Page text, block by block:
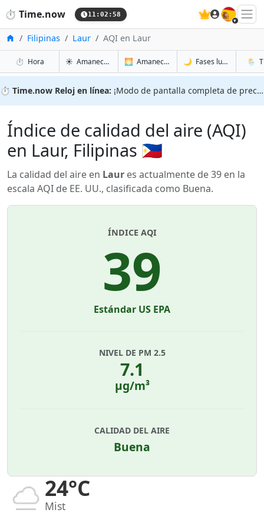
⏱️ Time.now 11:02:59 🇪🇸
InicioFilipinas Laur AQI en Laur
⏱️ Horaen Laur☀️ Amanecer y atardecer en Laur
🌅 Amanecer y atardecer mañana en Laur
🌙 Fases lunares en🌦️
⏱️ Time.now Reloj en línea: ¡Modo de pantalla completa de precisión!
Índice de calidad del aire (AQI)
en Laur, Filipinas 🇵🇭
La calidad del aire en Laur es actualmente de 39 en la
escala AQI de EE. UU., clasificada como Buena.
24°C
Mist
ÍNDICE AQI
39
Estándar US EPA
NIVEL DE PM 2.5
7.1
µg/m³
CALIDAD DEL AIRE
Buena